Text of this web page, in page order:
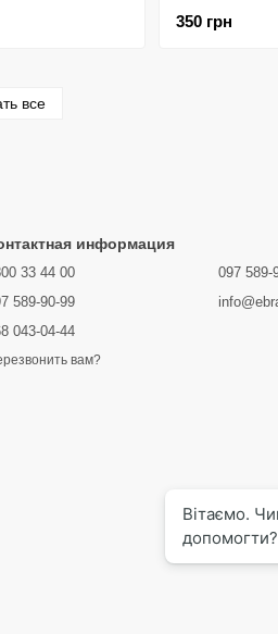
350 грн
все
информация
33 44 00
589-90-99
043-04-44
вам?
097 589-